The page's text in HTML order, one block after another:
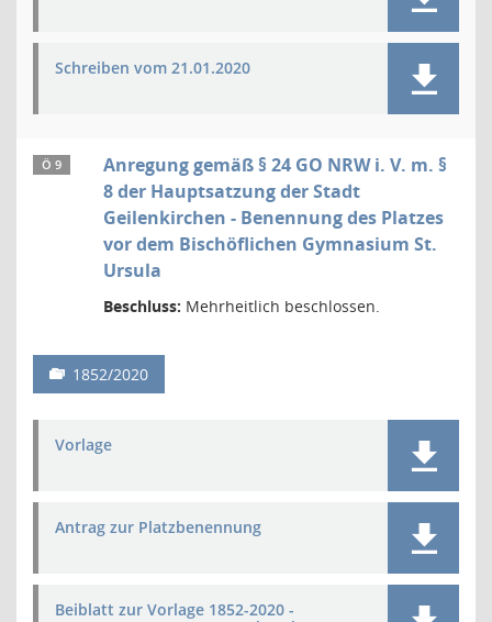
Schreiben vom 21.01.2020
Ö 9
Anregung gemäß § 24 GO NRW i. V. m. §
8 der Hauptsatzung der Stadt
Geilenkirchen - Benennung des Platzes
vor dem Bischöflichen Gymnasium St.
Ursula
Beschluss: Mehrheitlich beschlossen.
1852/2020
Vorlage
Antrag zur Platzbenennung
Beiblatt zur Vorlage 1852-2020 -